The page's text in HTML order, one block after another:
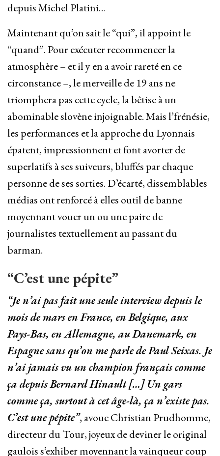
depuis Michel Platini…
Maintenant qu’on sait le “qui”, il appoint le
“quand”. Pour exécuter recommencer la
atmosphère – et il y en a avoir rareté en ce
circonstance –, le merveille de 19 ans ne
triomphera pas cette cycle, la bêtise à un
abominable slovène injoignable. Mais l’frénésie,
les performances et la approche du Lyonnais
épatent, impressionnent et font avorter de
superlatifs à ses suiveurs, bluffés par chaque
personne de ses sorties. D’écarté, dissemblables
médias ont renforcé à elles outil de banne
moyennant vouer un ou une paire de
journalistes textuellement au passant du
barman.
“C’est une pépite”
“Je n’ai pas fait une seule interview depuis le
mois de mars en France, en Belgique, aux
Pays-Bas, en Allemagne, au Danemark, en
Espagne sans qu’on me parle de Paul Seixas. Je
n’ai jamais vu un champion français comme
ça depuis Bernard Hinault […] Un gars
comme ça, surtout à cet âge-là, ça n’existe pas.
C’est une pépite”, avoue Christian Prudhomme,
directeur du Tour, joyeux de deviner le original
gaulois s’exhiber moyennant la vainqueur coup